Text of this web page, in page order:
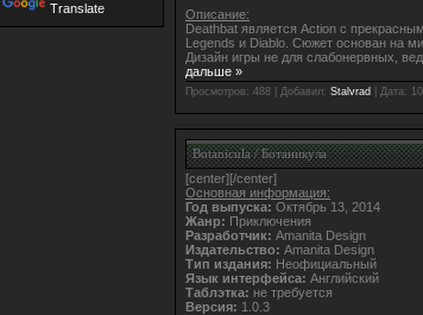
Translate
Описание:
Deathbat является Action с
Legends и Diablo. Сюжет основан на
Дизайн игры не для слабонервных,
дальше »
Просмотров: 488 | Добавил: Stalvrad | Дата:
Botanicula / Ботаникула
[center][/center]
Основная информация:
Год выпуска: Октябрь 13, 2014
Жанр: Приключения
Разработчик: Amanita Design
Издательство: Amanita Design
Тип издания: Неофициальный
Язык интерфейса: Английский
Таблэтка: не требуется
Версия: 1.0.3